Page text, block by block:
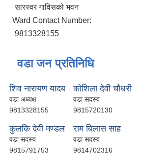
सारस्वर गाविसको भवन
Ward Contact Number:
9813328155
वडा जन प्रतिनिधि
शिव नारायण यादब
वडा अध्यक्ष
9813328155
कोशिला देवी चौधरी
वडा सदस्य
9815720130
कुलकि देवी मण्डल
वडा सदस्य
9815791753
राम बिलास साह
वडा सदस्य
9814702316